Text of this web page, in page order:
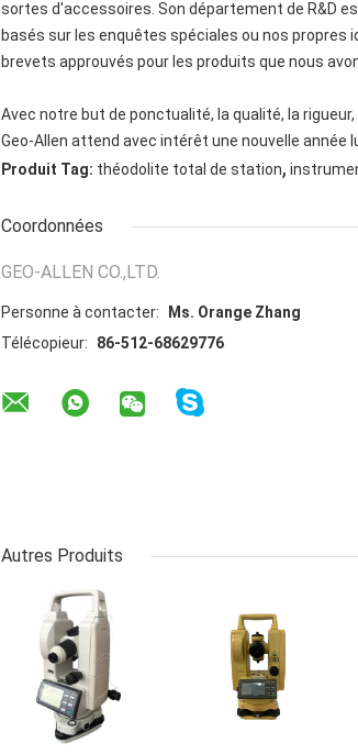
sortes d'accessoires. Son département de R&D
basés sur les enquêtes spéciales ou nos
brevets approuvés pour les produits que nous
Avec notre but de ponctualité, la qualité, la
Geo-Allen attend avec intérêt une nouvelle année
Produit Tag: théodolite total de station,
Coordonnées
GEO-ALLEN CO.,LTD.
Personne à contacter:
Ms. Orange Zhang
Télécopieur:
86-512-68629776
Autres Produits